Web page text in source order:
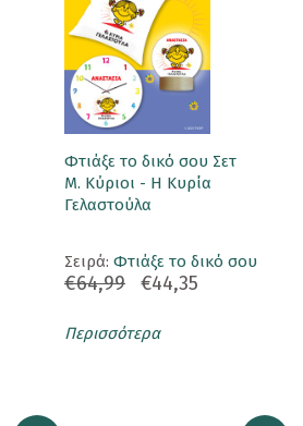
Φτιάξε το δικό σου Σετ
Μ. Κύριοι - Η Κυρία
Γελαστούλα
Σειρά: Φτιάξε το δικό σου
€64,99 €44,35
Περισσότερα